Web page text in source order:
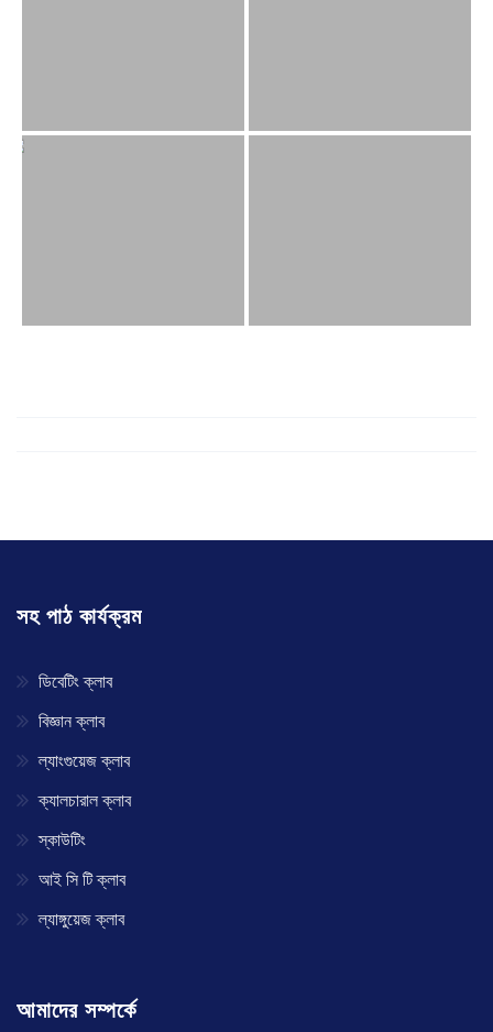
সহ পাঠ কার্যক্রম
ডিবেটিং ক্লাব
বিজ্ঞান ক্লাব
ল্যাংগুয়েজ ক্লাব
ক্যালচারাল ক্লাব
স্কাউটিং
আই সি টি ক্লাব
ল্যাঙ্গুয়েজ ক্লাব
আমাদের সম্পর্কে